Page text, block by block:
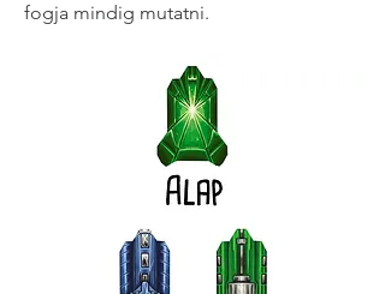
fogja mindig mutatni.